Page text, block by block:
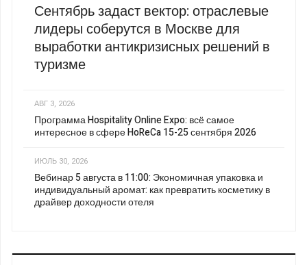
Сентябрь задаст вектор: отраслевые
лидеры соберутся в Москве для
выработки антикризисных решений в
туризме
АВГ 3, 2026
Программа Hospitality Online Expo: всё самое
интересное в сфере HoReCa 15-25 сентября 2026
ИЮЛЬ 30, 2026
Вебинар 5 августа в 11:00: Экономичная упаковка и
индивидуальный аромат: как превратить косметику в
драйвер доходности отеля